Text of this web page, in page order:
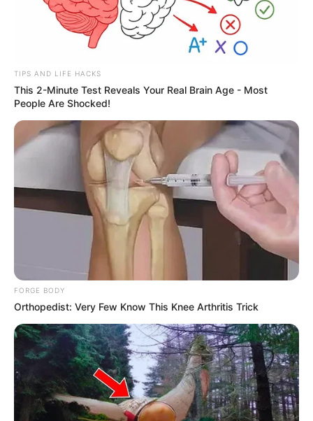
TIPS AND LIFE HACKS
This 2-Minute Test Reveals Your Real Brain Age - Most
People Are Shocked!
FORGE BODY
Orthopedist: Very Few Know This Knee Arthritis Trick